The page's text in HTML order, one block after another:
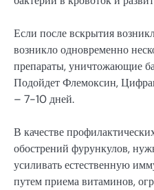
Если после вскрытия
возникло одновременно
препараты, уничтожающие
Подойдет Флемоксин,
– 7-10 дней.
В качестве
обострений фурункулов,
усиливать естественную
путем приема витаминов,